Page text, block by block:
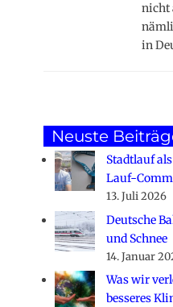
nicht
in
Neuste
Stadtlauf
Lauf-
13. Juli 2026
Deutsche
und Schnee
14. Januar
Was wir
besseres